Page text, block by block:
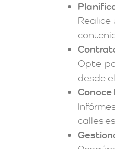
Opte
desde
Conoce
calles